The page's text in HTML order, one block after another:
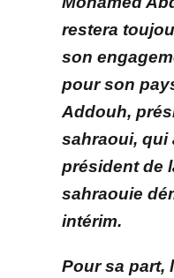
restera
son
pour son
Addouh,
sahraoui, qui
président de
sahraouie
intérim.
Pour sa part,